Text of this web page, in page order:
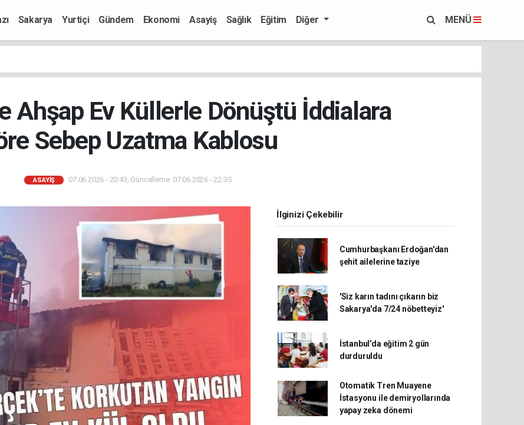
Sakarya Yurtiçi Gündem Ekonomi Asayiş Sağlık Eğitim Diğer MENÜ
Ahşap Ev Küllerle Dönüştü İddialara
Sebep Uzatma Kablosu
ASAYIŞ 07.06.2026 - 20:43, Güncelleme: 07.06.2026 - 22:35
İlginizi Çekebilir
Cumhurbaşkanı Erdoğan'dan
şehit ailelerine taziye
'Siz karın tadını çıkarın biz
Sakarya'da 7/24 nöbetteyiz'
İstanbul’da eğitim 2 gün
durduruldu
Otomatik Tren Muayene
İstasyonu ile demiryollarında
yapay zeka dönemi